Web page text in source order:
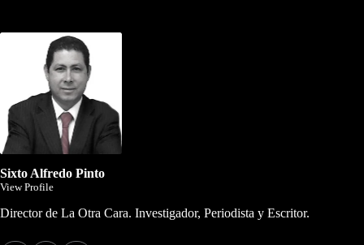
Sixto Alfredo Pinto
View Profile
Director de La Otra Cara. Investigador, Periodista y Escritor.